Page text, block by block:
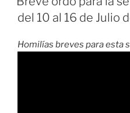
del 10 al 16 de Julio
Homilías breves para esta